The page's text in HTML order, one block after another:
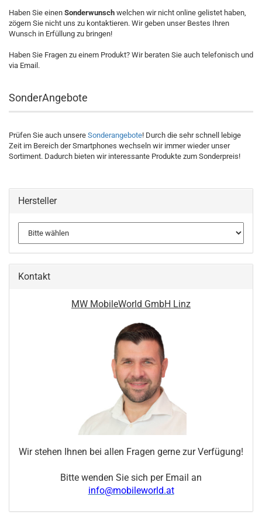
Haben Sie einen Sonderwunsch welchen wir nicht online gelistet haben,
zögern Sie nicht uns zu kontaktieren. Wir geben unser Bestes Ihren
Wunsch in Erfüllung zu bringen!
Haben Sie Fragen zu einem Produkt? Wir beraten Sie auch telefonisch und
via Email.
SonderAngebote
Prüfen Sie auch unsere Sonderangebote! Durch die sehr schnell lebige
Zeit im Bereich der Smartphones wechseln wir immer wieder unser
Sortiment. Dadurch bieten wir interessante Produkte zum Sonderpreis!
Hersteller
Kontakt
MW MobileWorld GmbH Linz
Wir stehen Ihnen bei allen Fragen gerne zur Verfügung!
Bitte wenden Sie sich per Email an
info@mobileworld.at